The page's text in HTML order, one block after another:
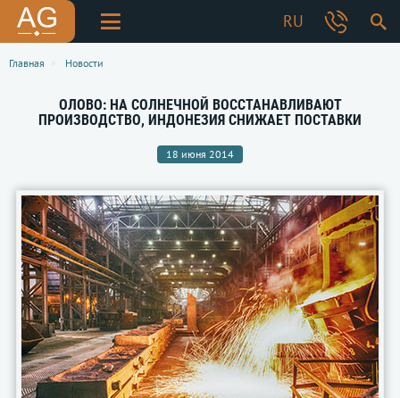
RU
Главная Новости
ОЛОВО: НА СОЛНЕЧНОЙ ВОССТАНАВЛИВАЮТ
ПРОИЗВОДСТВО, ИНДОНЕЗИЯ СНИЖАЕТ ПОСТАВКИ
18 июня 2014